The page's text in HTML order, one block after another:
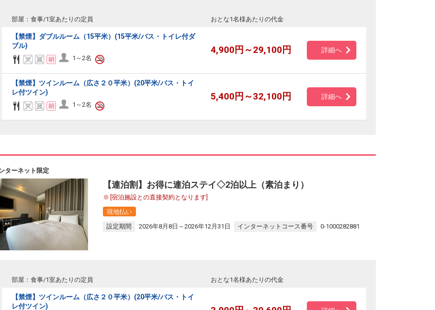
部屋：食事/1室あたりの定員 おとな1名様あたりの代金
【禁煙】ダブルルーム（15平米）(15平米/バス・トイレ付ダ
ブル)
1～2名
4,900円～29,100円 詳細へ
【禁煙】ツインルーム（広さ２０平米）(20平米/バス・トイ
レ付ツイン)
1～2名
5,400円～32,100円 詳細へ
ターネット限定
【連泊割】お得に連泊ステイ◇2泊以上（素泊まり）
[宿泊施設との直接契約となります]
現地払い
設定期間
2026年8月8日～2026年12月31日 インターネットコース番号 0-1000282881
部屋：食事/1室あたりの定員 おとな1名様あたりの代金
【禁煙】ツインルーム（広さ２０平米）(20平米/バス・トイ
レ付ツイン)